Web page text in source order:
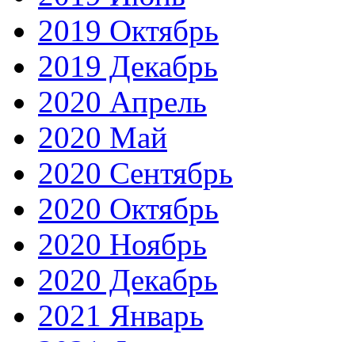
2019 Октябрь
2019 Декабрь
2020 Апрель
2020 Май
2020 Сентябрь
2020 Октябрь
2020 Ноябрь
2020 Декабрь
2021 Январь